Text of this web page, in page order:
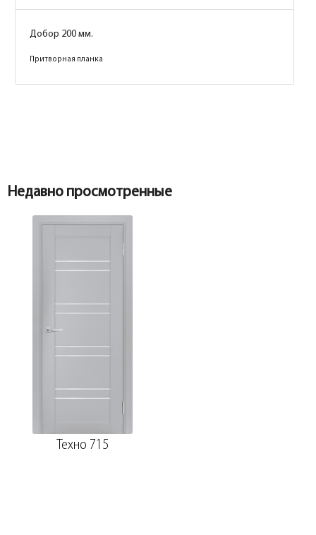
Добор 200 мм.
Притворная планка
Наличник
Коробка прямая МДФ ТЕХНО эмалит
Притворная планка
Наличник
Недавно просмотренные
Техно 715